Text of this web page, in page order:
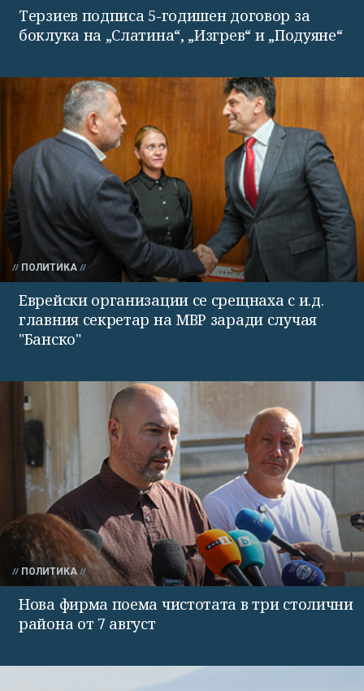
Терзиев подписа 5-годишен договор за
боклука на „Слатина“, „Изгрев“ и „Подуяне“
ПОЛИТИКА
Еврейски организации се срещнаха с и.д.
главния секретар на МВР заради случая
"Банско"
ПОЛИТИКА
Нова фирма поема чистотата в три столични
района от 7 август